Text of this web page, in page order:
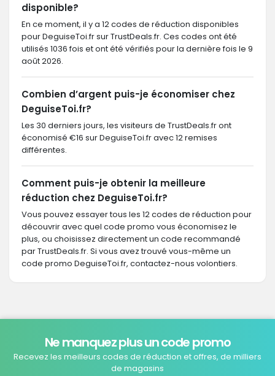
disponible?
En ce moment, il y a 12 codes de réduction disponibles
pour DeguiseToi.fr sur TrustDeals.fr. Ces codes ont été
utilisés 1036 fois et ont été vérifiés pour la dernière fois le 9
août 2026.
Combien d’argent puis-je économiser chez
DeguiseToi.fr?
Les 30 derniers jours, les visiteurs de TrustDeals.fr ont
économisé €16 sur DeguiseToi.fr avec 12 remises
différentes.
Comment puis-je obtenir la meilleure
réduction chez DeguiseToi.fr?
Vous pouvez essayer tous les 12 codes de réduction pour
découvrir avec quel code promo vous économisez le
plus, ou choisissez directement un code recommandé
par TrustDeals.fr. Si vous avez trouvé vous-même un
code promo DeguiseToi.fr, contactez-nous volontiers.
Ne manquez plus un code promo
Recevez les meilleurs codes de réduction et offres, de milliers
de magasins